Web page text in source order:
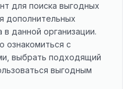
для поиска выгодных
дополнительных
в данной организации.
ознакомиться с
выбрать подходящий
выгодным